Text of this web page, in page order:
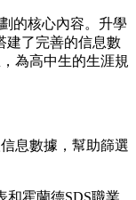
的核心內容。升學
建了完善的信息數
為高中生的生涯規
息數據，幫助篩選